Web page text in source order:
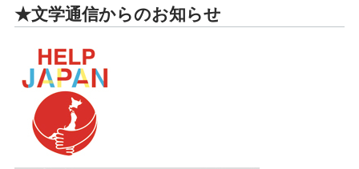
★文学通信からのお知らせ